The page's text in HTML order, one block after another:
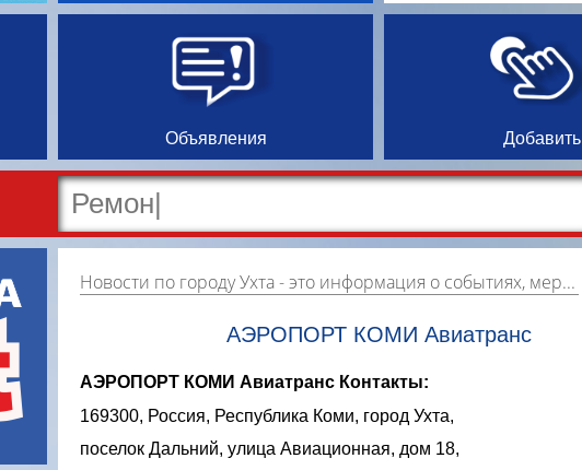
Объявления Добавить
Новости по городу Ухта- это информация о событиях, мероприятиях и торгово-коммерческой деятельности города. Страницу наполняют платные и бесплатные объявления, имеющие функцию "поднятия вверх списка".
АЭРОПОРТ КОМИ Авиатранс
АЭРОПОРТ КОМИ Авиатранс Контакты:
169300, Россия, Республика Коми, город Ухта,
поселок Дальний, улица Авиационная, дом 18,